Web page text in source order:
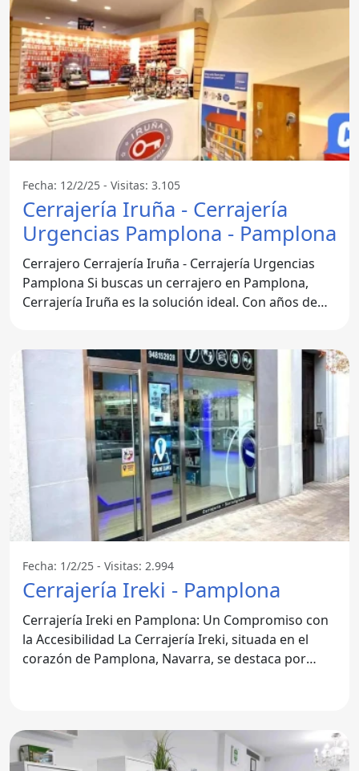
Fecha: 12/2/25 - Visitas: 3.105
Cerrajería Iruña - Cerrajería
Urgencias Pamplona - Pamplona
Cerrajero Cerrajería Iruña - Cerrajería Urgencias
Pamplona Si buscas un cerrajero en Pamplona,
Cerrajería Iruña es la solución ideal. Con años de
Fecha: 1/2/25 - Visitas: 2.994
Cerrajería Ireki - Pamplona
Cerrajería Ireki en Pamplona: Un Compromiso con
la Accesibilidad La Cerrajería Ireki, situada en el
corazón de Pamplona, Navarra, se destaca por